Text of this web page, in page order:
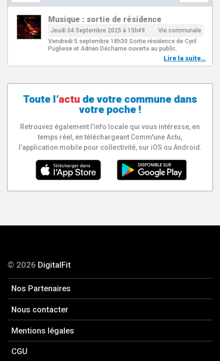
Musique : sortie de résidence
Jeudi 04 Septembre 2025 à 15h49 Vie communale
Vendredi 5 septembre 18h30 Sortie résidence de Cyril
Pugliese et Adrien Décharne ouverte au public.
Lire la suite…
Toute l’actu de votre commune dans
votre poche !
Retrouvez également l’info locale qui vous intéresse, en
temps réel, en téléchargeant Comm'une Actu,
l’application mobile pour collectivité, sur iOS ou Android.
© 2026 DigitalFit
Nos Partenaires
Nous contacter
Mentions légales
CGU